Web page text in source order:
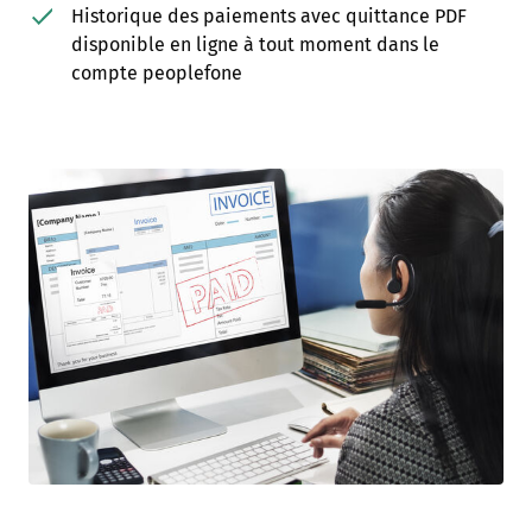
Historique des paiements avec quittance PDF
disponible en ligne à tout moment dans le
compte peoplefone